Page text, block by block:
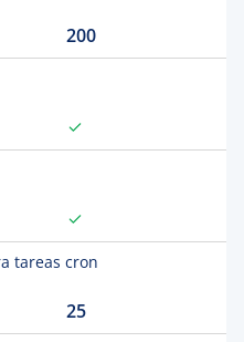
200
tareas cron
25